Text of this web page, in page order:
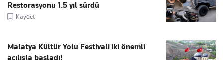
Restorasyonu 1.5 yıl sürdü
Kaydet
Malatya Kültür Yolu Festivali iki önemli
açılışla başladı!